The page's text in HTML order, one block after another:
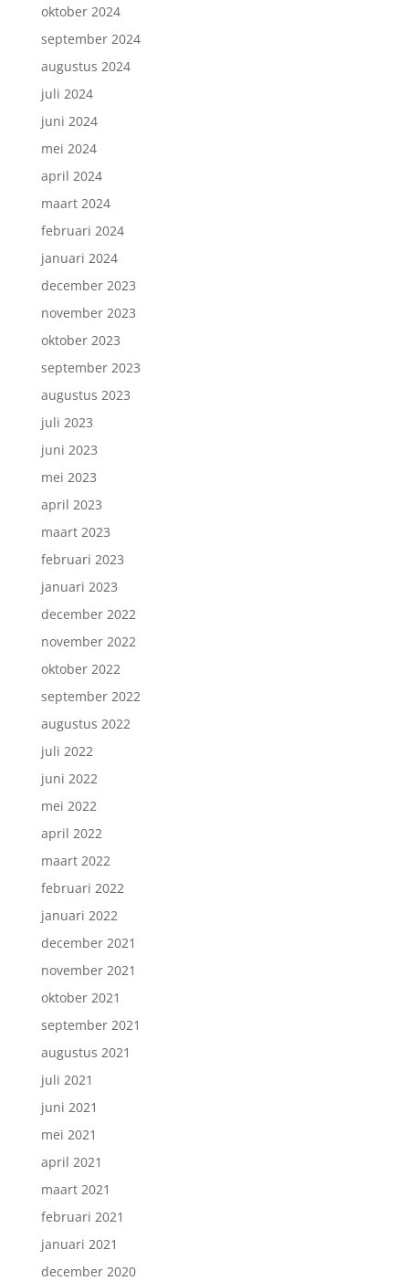
oktober 2024
september 2024
augustus 2024
juli 2024
juni 2024
mei 2024
april 2024
maart 2024
februari 2024
januari 2024
december 2023
november 2023
oktober 2023
september 2023
augustus 2023
juli 2023
juni 2023
mei 2023
april 2023
maart 2023
februari 2023
januari 2023
december 2022
november 2022
oktober 2022
september 2022
augustus 2022
juli 2022
juni 2022
mei 2022
april 2022
maart 2022
februari 2022
januari 2022
december 2021
november 2021
oktober 2021
september 2021
augustus 2021
juli 2021
juni 2021
mei 2021
april 2021
maart 2021
februari 2021
januari 2021
december 2020